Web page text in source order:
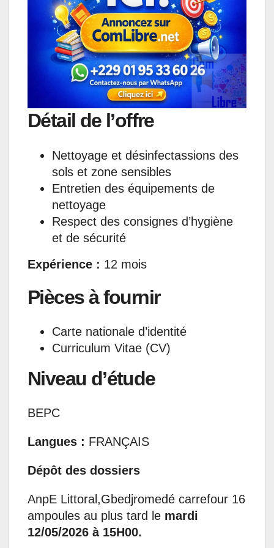
p
o
k
I
n
g
e
r
a
m
Détail de l’offre
Nettoyage et désinfectassions des
sols et zone sensibles
Entretien des équipements de
nettoyage
Respect des consignes d’hygiène
et de sécurité
Expérience : 12 mois
Pièces à fournir
Carte nationale d’identité
Curriculum Vitae (CV)
Niveau d’étude
BEPC
Langues : FRANÇAIS
Dépôt des dossiers
AnpE Littoral,Gbedjromedé carrefour 16
ampoules au plus tard le mardi
12/05/2026 à 15H00.